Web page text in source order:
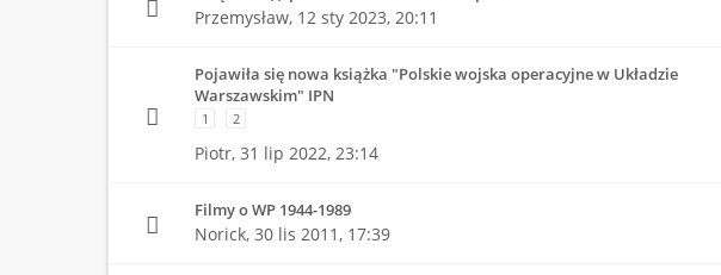
Przemysław, 12 sty 2023, 20:11
Pojawiła się nowa książka "Polskie wojska operacyjne w Układzie
Warszawskim" IPN
1 2
Piotr, 31 lip 2022, 23:14
Filmy o WP 1944-1989
Norick, 30 lis 2011, 17:39